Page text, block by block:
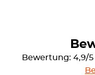
Bewertung: 4,9/5